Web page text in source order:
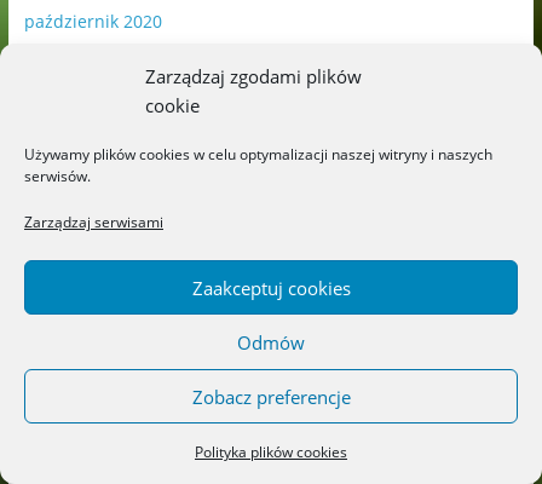
Zarządzaj zgodami plików
cookie
Używamy plików cookies w celu optymalizacji naszej witryny i naszych
serwisów.
Zarządzaj serwisami
Zaakceptuj cookies
Odmów
Zobacz preferencje
Polityka plików cookies
październik 2020
czerwiec 2020
luty 2020